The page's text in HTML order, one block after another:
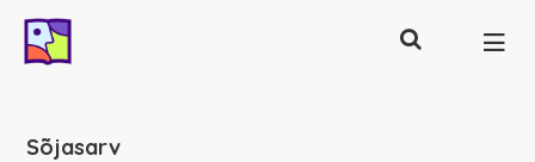
Otsing
Sõjasarv